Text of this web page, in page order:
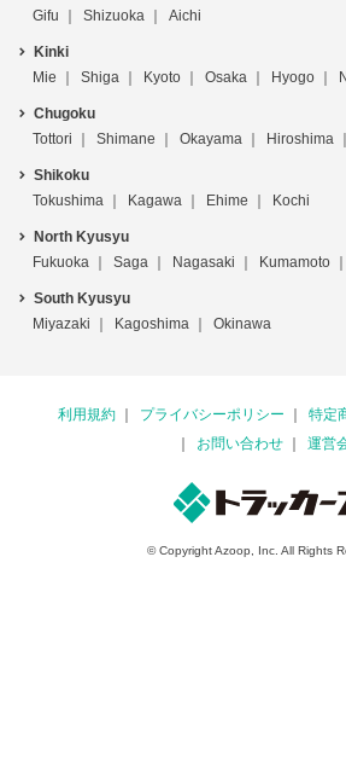
Gifu
Shizuoka Aichi
Kinki
Mie
Shiga Kyoto Osaka Hyogo
Chugoku
Tottori
Shimane Okayama Hiroshima
Shikoku
Tokushima
Kagawa Ehime Kochi
North Kyusyu
Fukuoka
Saga Nagasaki Kumamoto
South Kyusyu
Miyazaki
Kagoshima Okinawa
利用規約 プライバシーポリシー
特定
お問い合わせ
運営
© Copyright Azoop, Inc. All Rights